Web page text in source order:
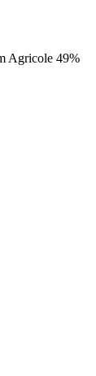
Agricole 49%